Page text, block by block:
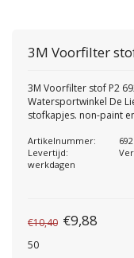
3M Voorfilter
3M Voorfilter stof P2
Watersportwinkel De
stofkapjes. non-paint
Artikelnummer:
Levertijd:
werkdagen
€10,40 €9,88
50